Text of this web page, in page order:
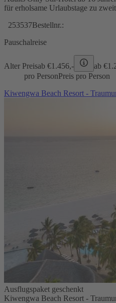
für erholsame Urlaubstage zu zweit
253537Bestellnr.:
Pauschalreise
Alter Preisab €1.456,- ab €
pro PersonPreis pro Person
Kiwengwa Beach Resort -
Ausflugspaket geschenkt
Kiwengwa Beach Resort -